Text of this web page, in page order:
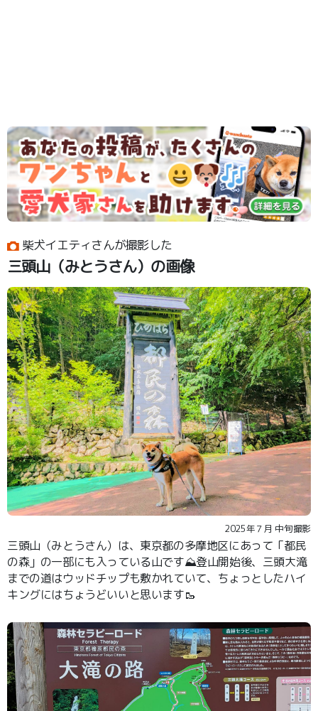
柴犬イエティさんが撮影した
三頭山（みとうさん）の画像
2025年７月 中旬撮影
三頭山（みとうさん）は、東京都の多摩地区にあって「都民
の森」の一部にも入っている山です⛰️登山開始後、三頭大滝
までの道はウッドチップも敷かれていて、ちょっとしたハイ
キングにはちょうどいいと思います🥾